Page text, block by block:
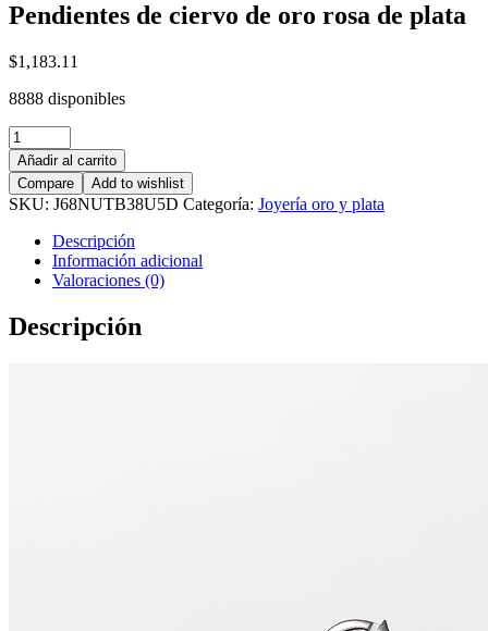
Pendientes de ciervo de oro rosa de plata
$1,183.11
8888 disponibles
Pendientes
de
ciervo
de
oro
cantidad
Añadir al carrito
Compare
Add to wishlist
SKU: J68NUTB38U5D Categoría: Joyería oro y plata
Descripción
Información adicional
Valoraciones (0)
Descripción